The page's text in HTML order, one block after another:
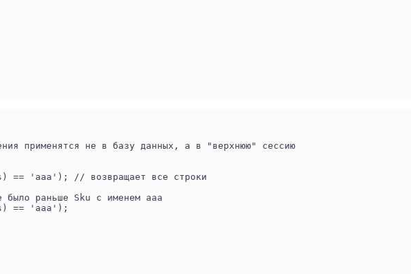
применятся не в базу данных, а в "верхнюю" сессию
== 'aaa'); // возвращает все строки
было раньше Sku с именем aaa
== 'aaa');